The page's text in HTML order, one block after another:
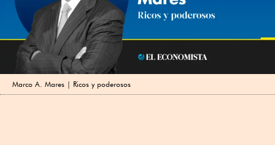
Marco A. Mares | Ricos y poderosos